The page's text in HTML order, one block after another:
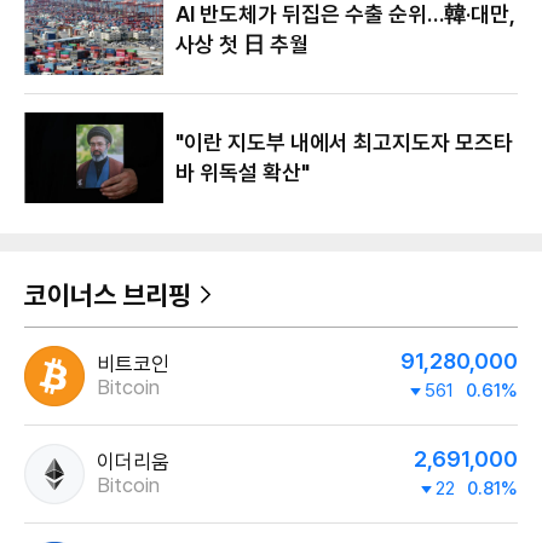
AI 반도체가 뒤집은 수출 순위…韓·대만,
사상 첫 日 추월
"이란 지도부 내에서 최고지도자 모즈타
바 위독설 확산"
코이너스 브리핑
비트코인
Bitcoin
91,280,000
561 0.61%
이더리움
Bitcoin
2,691,000
22 0.81%